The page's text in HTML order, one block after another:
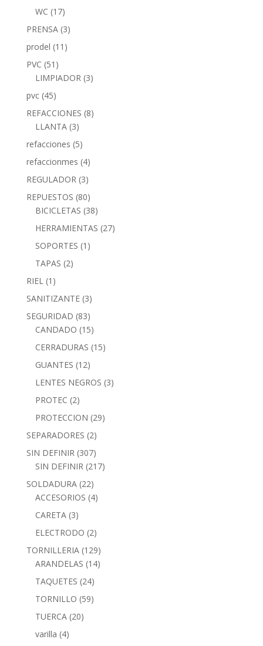
WC (17)
PRENSA (3)
prodel (11)
PVC (51)
LIMPIADOR (3)
pvc (45)
REFACCIONES (8)
LLANTA (3)
refacciones (5)
refaccionmes (4)
REGULADOR (3)
REPUESTOS (80)
BICICLETAS (38)
HERRAMIENTAS (27)
SOPORTES (1)
TAPAS (2)
RIEL (1)
SANITIZANTE (3)
SEGURIDAD (83)
CANDADO (15)
CERRADURAS (15)
GUANTES (12)
LENTES NEGROS (3)
PROTEC (2)
PROTECCION (29)
SEPARADORES (2)
SIN DEFINIR (307)
SIN DEFINIR (217)
SOLDADURA (22)
ACCESORIOS (4)
CARETA (3)
ELECTRODO (2)
TORNILLERIA (129)
ARANDELAS (14)
TAQUETES (24)
TORNILLO (59)
TUERCA (20)
varilla (4)